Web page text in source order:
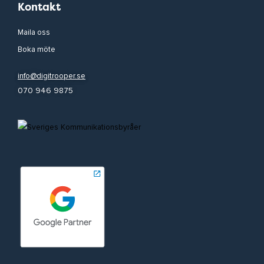
Kontakt
Maila oss
Boka möte
info@digitrooper.se
070 946 9875